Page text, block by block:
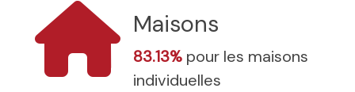
Maisons
83.13% pour les maisons
individuelles